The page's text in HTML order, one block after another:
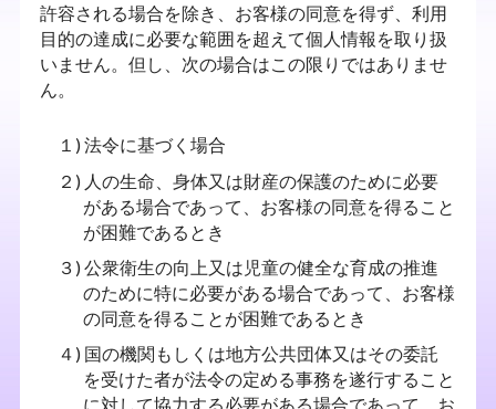
許容される場合を除き、お客様の同意を得ず、利用
目的の達成に必要な範囲を超えて個人情報を取り扱
いません。但し、次の場合はこの限りではありませ
ん。
１) 法令に基づく場合
２) 人の生命、身体又は財産の保護のために必要
がある場合であって、お客様の同意を得ること
が困難であるとき
３) 公衆衛生の向上又は児童の健全な育成の推進
のために特に必要がある場合であって、お客様
の同意を得ることが困難であるとき
４) 国の機関もしくは地方公共団体又はその委託
を受けた者が法令の定める事務を遂行すること
に対して協力する必要がある場合であって、お